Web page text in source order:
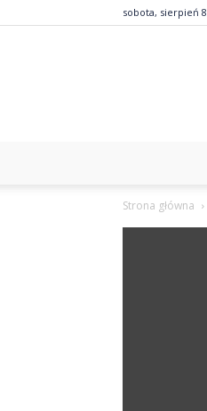
sobota, sierpień
Strona główna